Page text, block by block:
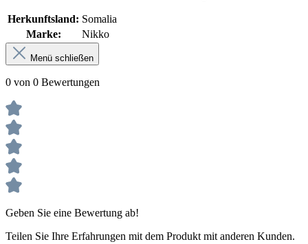
Herkunftsland: Somalia
Marke:
Nikko
Menü schließen
0 von 0 Bewertungen
Geben Sie eine Bewertung ab!
Teilen Sie Ihre Erfahrungen mit dem Produkt mit anderen Kunden.